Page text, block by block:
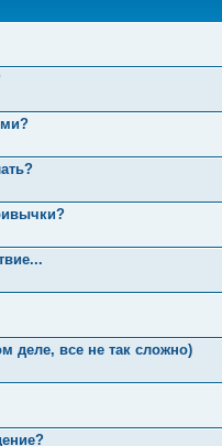
деле, все не так сложно)